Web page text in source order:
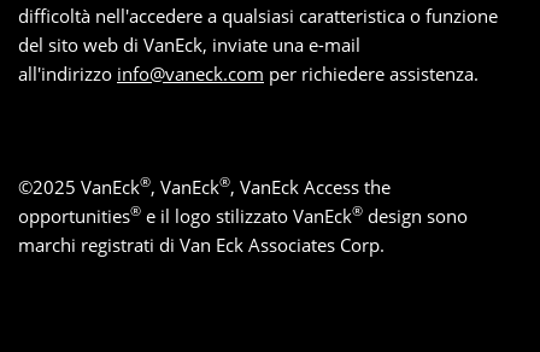
difficoltà nell'accedere a qualsiasi caratteristica o funzione
del sito web di VanEck, inviate una e-mail
all'indirizzo info@vaneck.com per richiedere assistenza.
©2025 VanEck®, VanEck®, VanEck Access the
opportunities® e il logo stilizzato VanEck® design sono
marchi registrati di Van Eck Associates Corp.